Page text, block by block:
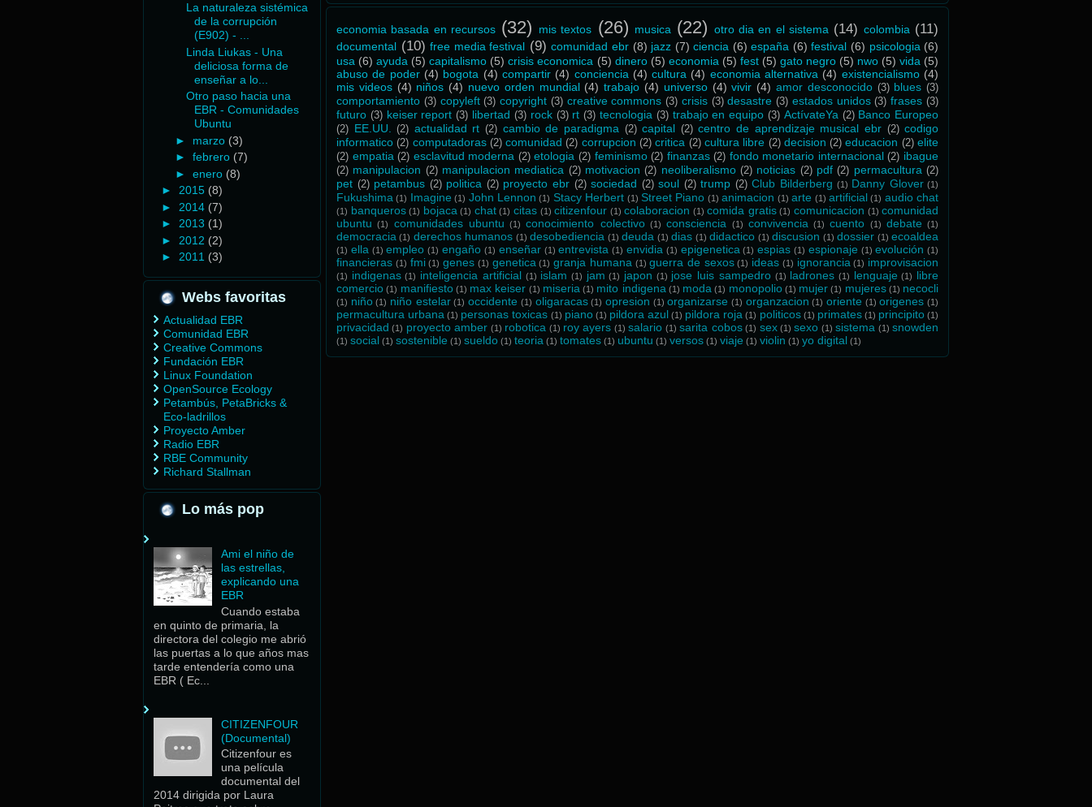
La naturaleza sistémica
de la corrupción
(E902) - ...
Linda Liukas - Una
deliciosa forma de
enseñar a lo...
Otro paso hacia una
EBR - Comunidades
Ubuntu
► marzo (3)
► febrero (7)
► enero (8)
► 2015 (8)
► 2014 (7)
► 2013 (1)
► 2012 (2)
► 2011 (3)
Webs favoritas
Actualidad EBR
Comunidad EBR
Creative Commons
Fundación EBR
Linux Foundation
OpenSource Ecology
Petambús, PetaBricks &
Eco-ladrillos
Proyecto Amber
Radio EBR
RBE Community
Richard Stallman
Lo más pop
Ami el niño de
las estrellas,
explicando una
EBR
Cuando estaba
en quinto de primaria, la
directora del colegio me abrió
las puertas a lo que años mas
tarde entendería como una
EBR ( Ec...
CITIZENFOUR
(Documental)
Citizenfour es
una película
documental del
2014 dirigida por Laura
economia basada en recursos (32) mis textos (26) musica (22) otro dia en el sistema (14) colombia (11)
documental (10) free media festival (9) comunidad ebr (8) jazz (7) ciencia (6) españa (6) festival (6) psicologia (6)
usa (6) ayuda (5) capitalismo (5) crisis economica (5) dinero (5) economia (5) fest (5) gato negro (5) nwo (5) vida (5)
abuso de poder (4) bogota (4) compartir (4) conciencia (4) cultura (4) economia alternativa (4) existencialismo (4)
mis videos (4) niños (4) nuevo orden mundial (4) trabajo (4) universo (4) vivir (4) amor desconocido (3) blues (3)
comportamiento (3) copyleft (3) copyright (3) creative commons (3) crisis (3) desastre (3) estados unidos (3) frases (3)
futuro (3) keiser report (3) libertad (3) rock (3) rt (3) tecnologia (3) trabajo en equipo (3) ActívateYa (2) Banco Europeo
(2) EE.UU. (2) actualidad rt (2) cambio de paradigma (2) capital (2) centro de aprendizaje musical ebr (2) codigo
informatico (2) computadoras (2) comunidad (2) corrupcion (2) critica (2) cultura libre (2) decision (2) educacion (2) elite
(2) empatia (2) esclavitud moderna (2) etologia (2) feminismo (2) finanzas (2) fondo monetario internacional (2) ibague
(2) manipulacion (2) manipulacion mediatica (2) motivacion (2) neoliberalismo (2) noticias (2) pdf (2) permacultura (2)
pet (2) petambus (2) politica (2) proyecto ebr (2) sociedad (2) soul (2) trump (2) Club Bilderberg (1) Danny Glover (1)
Fukushima (1) Imagine (1) John Lennon (1) Stacy Herbert (1) Street Piano (1) animacion (1) arte (1) artificial (1) audio chat
(1) banqueros (1) bojaca (1) chat (1) citas (1) citizenfour (1) colaboracion (1) comida gratis (1) comunicacion (1) comunidad
ubuntu
(1) comunidades ubuntu (1) conocimiento colectivo (1) consciencia (1) convivencia (1) cuento (1) debate (1)
democracia (1) derechos humanos (1) desobediencia (1) deuda (1) dias (1) didactico (1) discusion (1) dossier (1) ecoaldea
(1) ella (1) empleo (1) engaño (1) enseñar (1) entrevista (1) envidia (1) epigenetica (1) espias (1) espionaje (1) evolución (1)
financieras (1) fmi (1) genes (1) genetica (1) granja humana (1) guerra de sexos (1) ideas (1) ignorancia (1) improvisacion
(1) indigenas (1) inteligencia artificial (1) islam (1) jam (1) japon (1) jose luis sampedro (1) ladrones (1) lenguaje (1) libre
comercio (1) manifiesto (1) max keiser (1) miseria (1) mito indigena (1) moda (1) monopolio (1) mujer (1) mujeres (1) necocli
(1) niño (1) niño estelar (1) occidente (1) oligaracas (1) opresion (1) organizarse (1) organzacion (1) oriente (1) origenes (1)
permacultura urbana (1) personas toxicas (1) piano (1) pildora azul (1) pildora roja (1) politicos (1) primates (1) principito (1)
privacidad (1) proyecto amber (1) robotica (1) roy ayers (1) salario (1) sarita cobos (1) sex (1) sexo (1) sistema (1) snowden
(1) social (1) sostenible (1) sueldo (1) teoria (1) tomates (1) ubuntu (1) versos (1) viaje (1) violin (1) yo digital (1)